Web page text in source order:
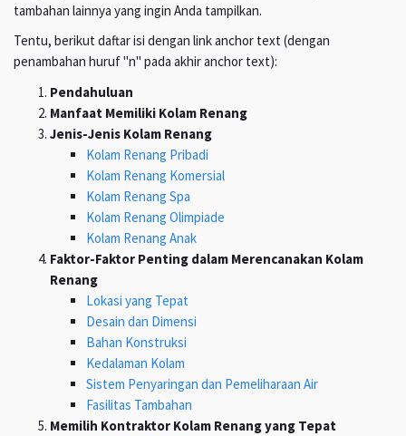
tambahan lainnya yang ingin Anda tampilkan.
Tentu, berikut daftar isi dengan link anchor text (dengan
penambahan huruf "n" pada akhir anchor text):
Pendahuluan
Manfaat Memiliki Kolam Renang
Jenis-Jenis Kolam Renang
Kolam Renang Pribadi
Kolam Renang Komersial
Kolam Renang Spa
Kolam Renang Olimpiade
Kolam Renang Anak
Faktor-Faktor Penting dalam Merencanakan Kolam
Renang
Lokasi yang Tepat
Desain dan Dimensi
Bahan Konstruksi
Kedalaman Kolam
Sistem Penyaringan dan Pemeliharaan Air
Fasilitas Tambahan
Memilih Kontraktor Kolam Renang yang Tepat